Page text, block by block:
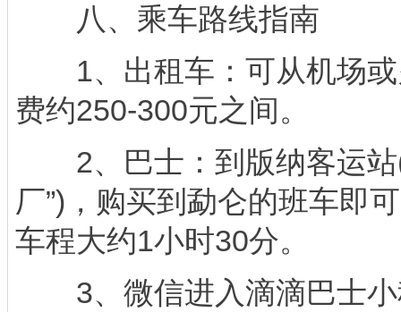
八、乘车路线指南
1、出租车：可从机场或
费约250-300元之间。
2、巴士：到版纳客运站(
厂”)，购买到勐仑的班车即
车程大约1小时30分。
3、微信进入滴滴巴士小